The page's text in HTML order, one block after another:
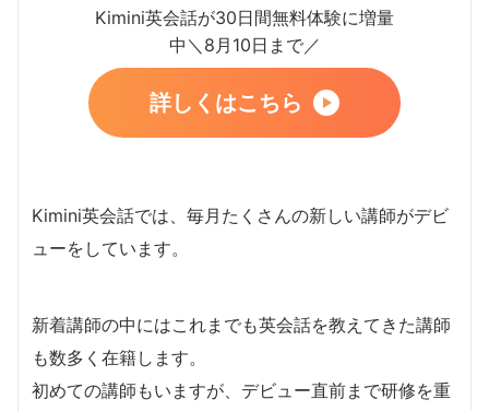
Kimini英会話が30日間無料体験に増量
中＼8月10日まで／
詳しくはこちら
Kimini英会話では、毎月たくさんの新しい講師がデビ
ューをしています。
新着講師の中にはこれまでも英会話を教えてきた講師
も数多く在籍します。
​初めての講師もいますが、デビュー直前まで研修を重